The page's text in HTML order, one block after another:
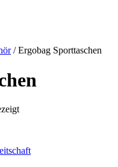
/ Ergobag Sporttaschen